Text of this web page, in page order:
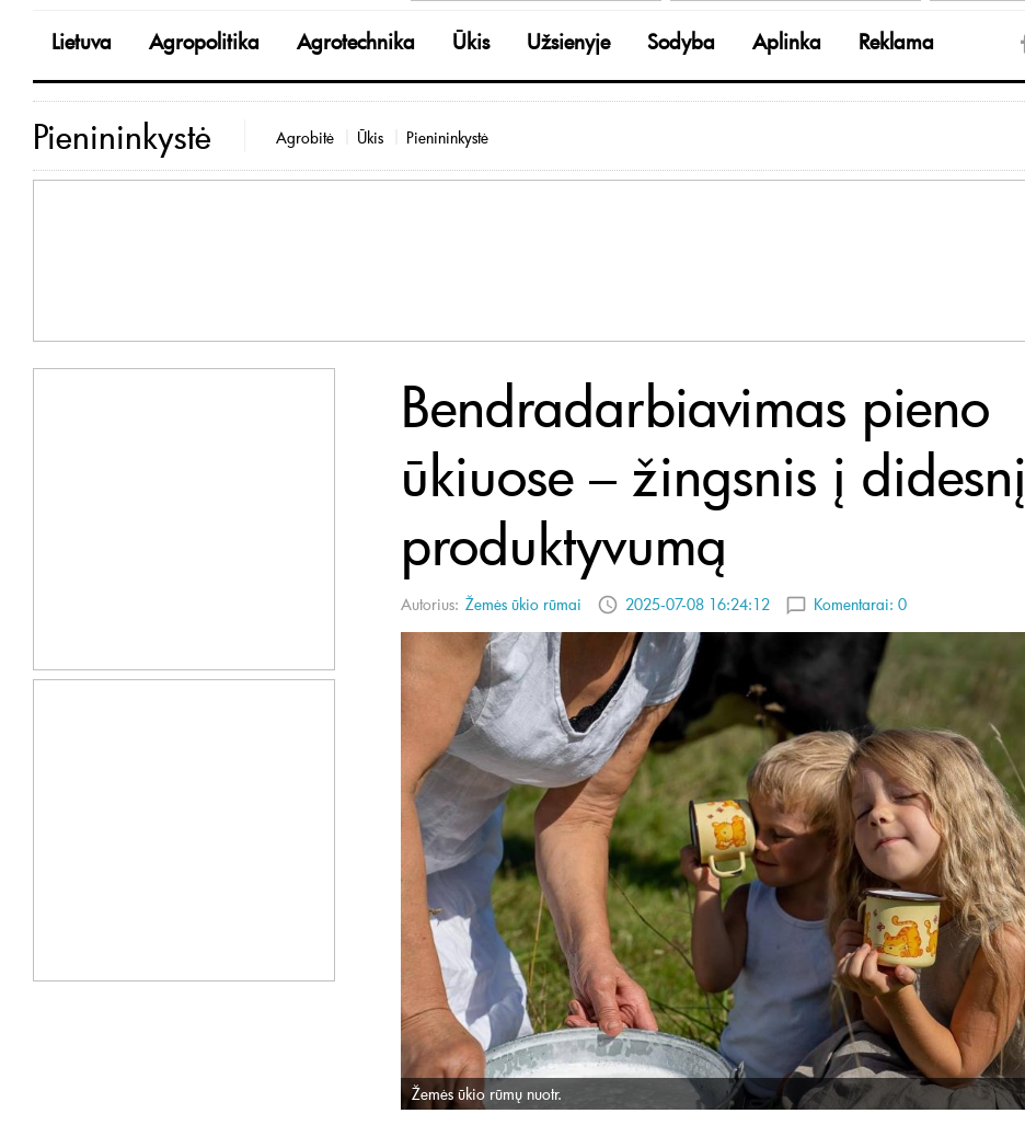
Lietuva Agropolitika Agrotechnika Ūkis Užsienyje Sodyba Aplinka Reklama
Pienininkystė Agrobitė Ūkis Pienininkystė
Bendradarbiavimas pieno
ūkiuose – žingsnis į didesnį
produktyvumą
Autorius: Žemės ūkio rūmai 2025-07-08 16:24:12 Komentarai: 0
Žemės ūkio rūmų nuotr.